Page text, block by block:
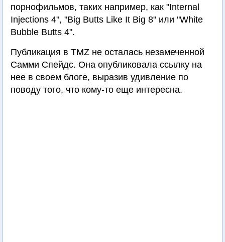
порнофильмов, таких например, как "Internal
Injections 4", "Big Butts Like It Big 8" или "White
Bubble Butts 4".
Публикация в TMZ не осталась незамеченной
Самми Спейдс. Она опубликовала ссылку на
нее в своем блоге, выразив удивление по
поводу того, что кому-то еще интересна.